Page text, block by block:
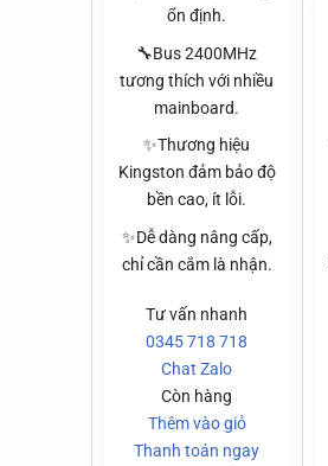
ổn định.
🔧Bus 2400MHz
tương thích với nhiều
mainboard.
✨Thương hiệu
Kingston đảm bảo độ
bền cao, ít lỗi.
✨Dễ dàng nâng cấp,
chỉ cần cắm là nhận.
Tư vấn nhanh
0345 718 718
Chat Zalo
Còn hàng
Thêm vào giỏ
Thanh toán ngay